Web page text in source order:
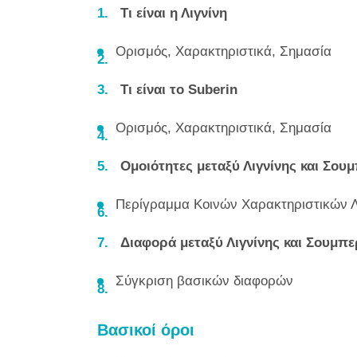
Τι είναι η Λιγνίνη
Ορισμός, Χαρακτηριστικά, Σημασία
Τι είναι το Suberin
Ορισμός, Χαρακτηριστικά, Σημασία
Ομοιότητες μεταξύ Λιγνίνης και
Περίγραμμα Κοινών Χαρακτηριστικών
Διαφορά μεταξύ Λιγνίνης και
Σύγκριση βασικών διαφορών
Βασικοί όροι